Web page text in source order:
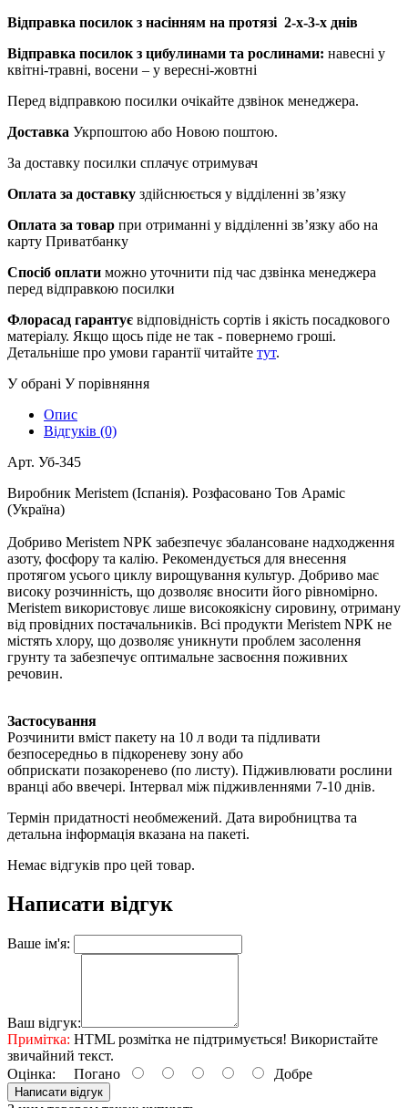
Відправка посилок з насінням на протязі 2-х-3-х днів
Відправка посилок з цибулинами та рослинами: навесні у
квітні-травні, восени – у вересні-жовтні
Перед відправкою посилки очікайте дзвінок менеджера.
Доставка Укрпоштою або Новою поштою.
За доставку посилки сплачує отримувач
Оплата за доставку здійснюється у відділенні зв’язку
Оплата за товар при отриманні у відділенні зв’язку або на
карту Приватбанку
Спосіб оплати можно уточнити під час дзвінка менеджера
перед відправкою посилки
Флорасад гарантує відповідність сортів і якість посадкового
матеріалу. Якщо щось піде не так - повернемо гроші.
Детальніше про умови гарантії читайте тут.
У обрані У порівняння
Опис
Відгуків (0)
Арт. Уб-345
Виробник Meristem (Іспанія). Розфасовано Тов Араміс
(Україна)
Добриво Meristem NРК забезпечує збалансоване надходження
азоту, фосфору та калію. Рекомендується для внесення
протягом усього циклу вирощування культур. Добриво має
високу розчинність, що дозволяє вносити його рівномірно.
Meristem використовує лише високоякісну сировину, отриману
від провідних постачальників. Всі продукти Meristem NРК не
містять хлору, що дозволяє уникнути проблем засолення
грунту та забезпечує оптимальне засвоєння поживних
речовин.
Застосування
Розчинити вміст пакету на 10 л води та підливати
безпосередньо в підкореневу зону або
обприскати позакоренево (по листу). Підживлювати рослини
вранці або ввечері. Інтервал між підживленнями 7-10 днів.
Термін придатності необмежений. Дата виробництва та
детальна інформація вказана на пакеті.
Немає відгуків про цей товар.
Написати відгук
Ваше ім'я:
Ваш відгук:
Примітка: HTML розмітка не підтримується! Використайте
звичайний текст.
Оцінка: Погано Добре
Написати відгук